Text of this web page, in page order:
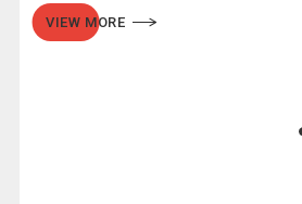
VIEW MORE